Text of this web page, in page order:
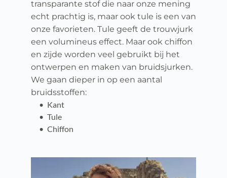
transparante stof die naar onze mening
echt prachtig is, maar ook tule is een van
onze favorieten. Tule geeft de trouwjurk
een volumineus effect. Maar ook chiffon
en zijde worden veel gebruikt bij het
ontwerpen en maken van bruidsjurken.
We gaan dieper in op een aantal
bruidsstoffen:
Kant
Tule
Chiffon